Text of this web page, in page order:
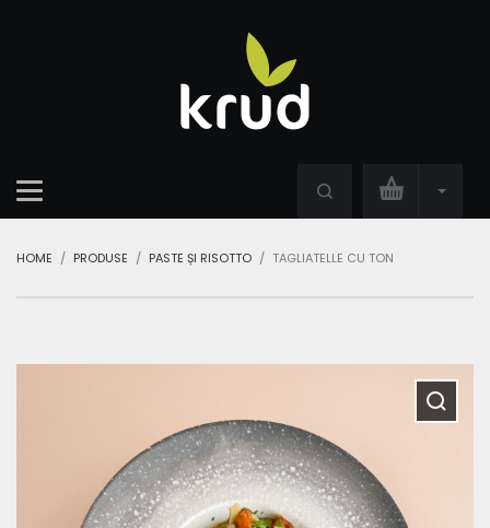
HOME PRODUSE PASTE ȘI RISOTTO TAGLIATELLE CU TON